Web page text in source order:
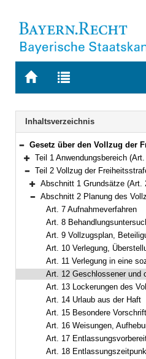
Zur
BAYERN.RECHT
Zur
letzten
Suche
Navigation
Inhaltsverzeichnis
Bereich reduzieren
Gesetz über den Vollzug der Freiheitsstrafe und der Jugendstrafe (Bayerisches
Bereich erweitern
Teil 1 Anwendungsbereich
Bereich reduzieren
Teil 2 Vollzug der
Bereich erweitern
Abschnitt 1 Grundsätze (Art.
Bereich reduzieren
Abschnitt 2 Planung des
Art. 7 Aufnahmeverfahren
Art. 8
Art. 9 Vollzugsplan,
Art. 10 Verlegung,
Art. 11 Verlegung in eine
Art. 12 Geschlossener und
Art. 13 Lockerungen des
Art. 14 Urlaub aus der Haft
Art. 15 Besondere
Art. 16 Weisungen,
Art. 17
Art. 18